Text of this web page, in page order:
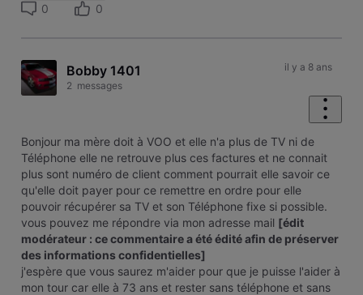
0 0
Bobby 1401
2 messages
il y a 8 ans
Bonjour ma mère doit à VOO et elle n'a plus de TV ni de
Téléphone elle ne retrouve plus ces factures et ne connait
plus sont numéro de client comment pourrait elle savoir ce
qu'elle doit payer pour ce remettre en ordre pour elle
pouvoir récupérer sa TV et son Téléphone fixe si possible.
vous pouvez me répondre via mon adresse mail [édit
modérateur : ce commentaire a été édité afin de préserver
des informations confidentielles]
j'espère que vous saurez m'aider pour que je puisse l'aider à
mon tour car elle à 73 ans et rester sans téléphone et sans